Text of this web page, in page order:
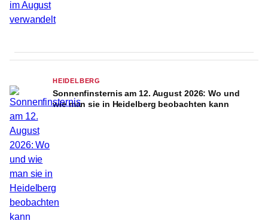
HEIDELBERG
Sonnenfinsternis am 12. August 2026: Wo und
wie man sie in Heidelberg beobachten kann